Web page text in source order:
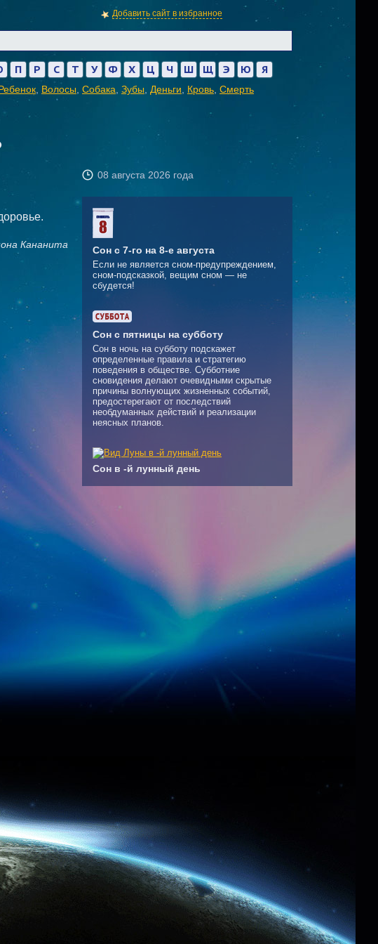
Добавить сайт в избранное
П Р С Т У Ф Х Ц Ч Ш Щ Э Ю Я
Волосы Собака Зубы Деньги Кровь Смерть
08 августа 2026 года
Кананита Сон с 7-го на 8-е августа
Если не является сном-предупреждением,
сном-подсказкой, вещим сном — не
сбудется!
Сон с пятницы на субботу
Сон в ночь на субботу подскажет
определенные правила и стратегию
поведения в обществе. Субботние
сновидения делают очевидными скрытые
причины волнующих жизненных событий,
предостерегают от последствий
необдуманных действий и реализации
неясных планов.
Сон в -й лунный день